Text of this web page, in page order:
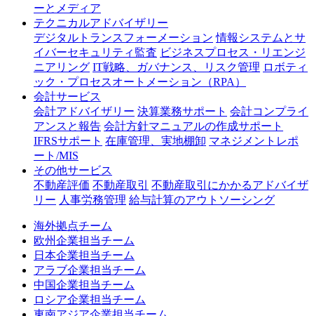
ーとメディア
テクニカルアドバイザリー
デジタルトランスフォーメーション 情報システムとサ
イバーセキュリティ監査 ビジネスプロセス・リエンジ
ニアリング IT戦略、ガバナンス、リスク管理 ロボティ
ック・プロセスオートメーション（RPA）
会計サービス
会計アドバイザリー 決算業務サポート 会計コンプライ
アンスと報告 会計方針マニュアルの作成サポート
IFRSサポート 在庫管理、実地棚卸 マネジメントレポ
ート/MIS
その他サービス
不動産評価 不動産取引
不動産取引にかかるアドバイザ
リー 人事労務管理 給与計算のアウトソーシング
海外拠点チーム
欧州企業担当チーム
日本企業担当チーム
アラブ企業担当チーム
中国企業担当チーム
ロシア企業担当チーム